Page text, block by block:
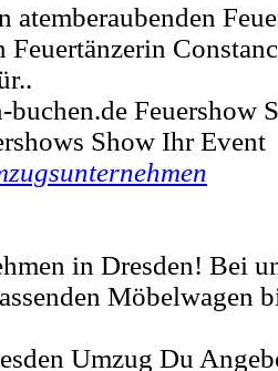
atemberaubenden
Feuertänzerin
buchen.de Feuershow
Show Ihr Event
in Dresden! Bei
Möbelwagen
Umzug Du